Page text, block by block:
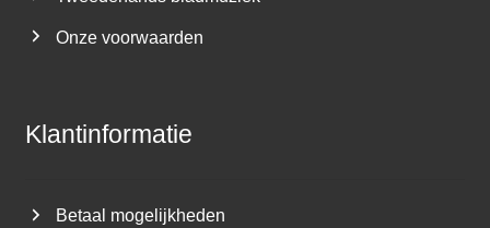
Onze voorwaarden
Klantinformatie
Betaal mogelijkheden